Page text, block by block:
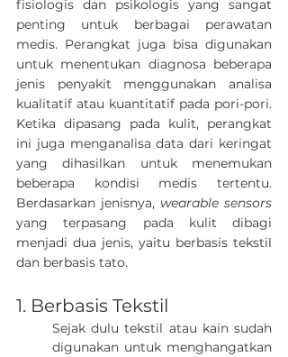
fisiologis dan psikologis yang sangat
penting untuk berbagai perawatan
medis. Perangkat juga bisa digunakan
untuk menentukan diagnosa beberapa
jenis penyakit menggunakan analisa
kualitatif atau kuantitatif pada pori-pori.
Ketika dipasang pada kulit, perangkat
ini juga menganalisa data dari keringat
yang dihasilkan untuk menemukan
beberapa kondisi medis tertentu.
Berdasarkan jenisnya,
yang terpasang pada kulit dibagi
menjadi dua jenis, yaitu berbasis tekstil
dan berbasis tato.
1. Berbasis Tekstil
Sejak dulu tekstil atau kain sudah
digunakan untuk menghangatkan